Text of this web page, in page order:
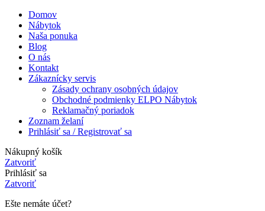
Domov
Nábytok
Naša ponuka
Blog
O nás
Kontakt
Zákaznícky servis
Zásady ochrany osobných údajov
Obchodné podmienky ELPO Nábytok
Reklamačný poriadok
Zoznam želaní
Prihlásiť sa / Registrovať sa
Nákupný košík
Zatvoriť
Prihlásiť sa
Zatvoriť
Ešte nemáte účet?